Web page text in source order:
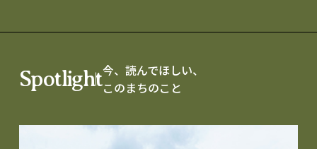
Spotlight今、読んでほしい、
このまちのこと